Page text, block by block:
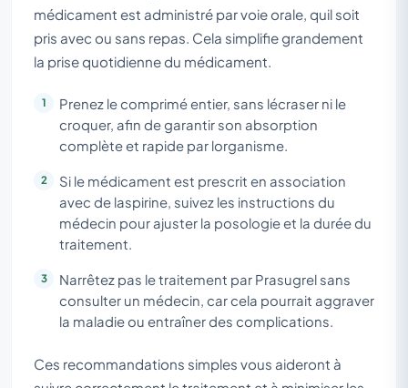
médicament est administré par voie orale, quil soit
pris avec ou sans repas. Cela simplifie grandement
la prise quotidienne du médicament.
Prenez le comprimé entier, sans lécraser ni le
croquer, afin de garantir son absorption
complète et rapide par lorganisme.
Si le médicament est prescrit en association
avec de laspirine, suivez les instructions du
médecin pour ajuster la posologie et la durée du
traitement.
Narrêtez pas le traitement par Prasugrel sans
consulter un médecin, car cela pourrait aggraver
la maladie ou entraîner des complications.
Ces recommandations simples vous aideront à